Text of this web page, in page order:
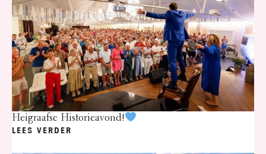
Heigraafse Historieavond!
LEES VERDER